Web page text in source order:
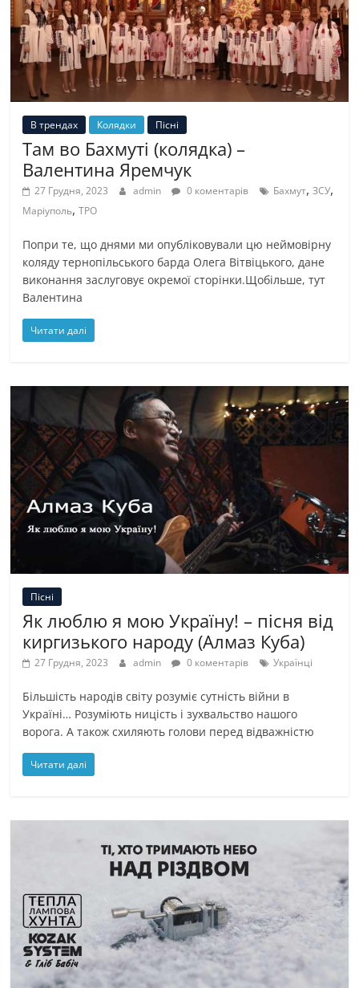
В трендах Колядки Пісні
Там во Бахмуті (колядка) –
Валентина Яремчук
27 Грудня, 2023 admin 0 коментарів Бахмут,ЗСУ,
Маріуполь,ТРО
Попри те, що днями ми опубліковували цю неймовірну
коляду тернопільського барда Олега Вітвіцького, дане
виконання заслуговує окремої сторінки.Щобільше, тут
Валентина
Читати далі
Пісні
Як люблю я мою Україну! – пісня від
киргизького народу (Алмаз Куба)
27 Грудня, 2023 admin 0 коментарів Українці
Більшість народів світу розуміє сутність війни в
Україні… Розуміють ницість і зухвальство нашого
ворога. А також схиляють голови перед відважністю
Читати далі